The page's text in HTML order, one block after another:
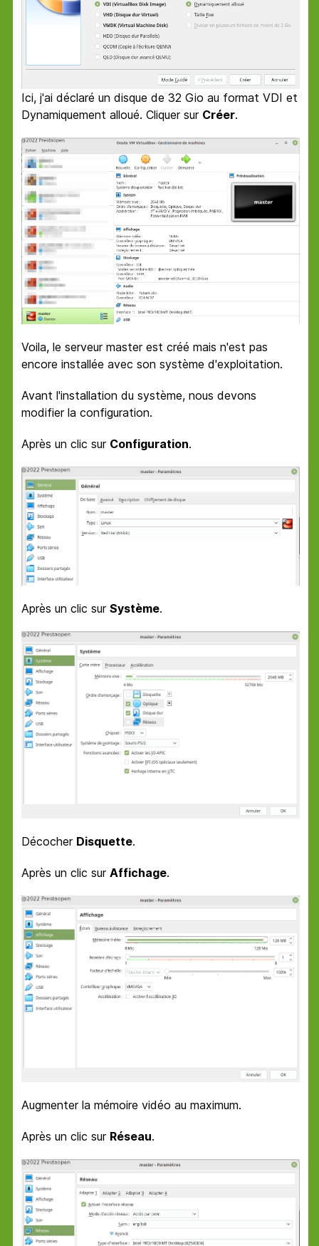
Ici, j'ai déclaré un disque de 32 Gio au format VDI et
Dynamiquement alloué. Cliquer sur Créer.
Voila, le serveur master est créé mais n'est pas
encore installée avec son système d'exploitation.
Avant l'installation du système, nous devons
modifier la configuration.
Après un clic sur Configuration.
Après un clic sur Système.
Décocher Disquette.
Après un clic sur Affichage.
Augmenter la mémoire vidéo au maximum.
Après un clic sur Réseau.